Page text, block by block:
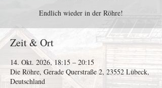
Endlich wieder in der Röhre!
Zeit & Ort
14. Okt. 2026, 18:15 – 20:15
Die Röhre, Gerade Querstraße 2, 23552 Lübeck,
Deutschland